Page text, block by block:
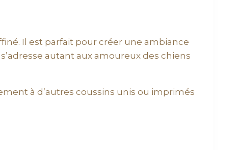
Il est parfait pour créer une ambiance
autant aux amoureux des chiens
à d’autres coussins unis ou imprimés